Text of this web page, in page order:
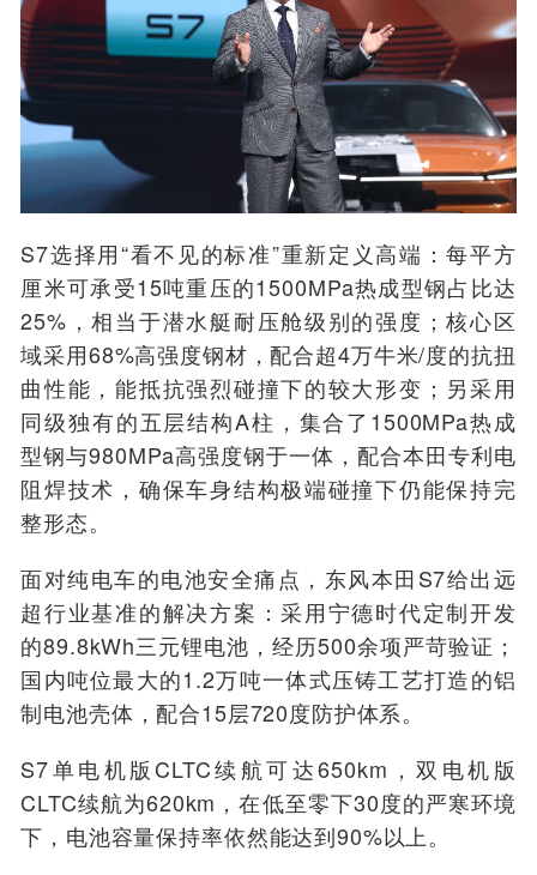
S7选择用“看不见的标准”重新定义高端 ：每平方
厘米可承受15吨重压的1500MPa热成型钢占比达
25% ，相当于潜水艇耐压舱级别的强度 ； 核心区
域采用68%高强度钢材，配合超4万牛米/度的抗扭
曲性能，能抵抗强烈碰撞下的较大形变； 另采用
同级独有的五层结构A柱 ， 集合了1500MPa热成
型钢与980MPa高强度钢于一体，配合本田专利电
阻焊技术 ， 确保车身结构极端碰撞下仍能保持完
整形态。
面对纯电车的电池安全痛点 ， 东风本田S7给出远
超行业基准的解决方案 ：采用宁德时代定制开发
的89.8kWh三元锂电池，经历500余项严苛验证 ；
国内吨位最大的1.2万吨一体式压铸工艺打造的铝
制电池壳体，配合15层720度防护体系。
S7单电机版CLTC续航可达650km，双电机版
CLTC续航为620km，在低至零下30度的严寒环境
下，电池容量保持率依然能达到90%以上。